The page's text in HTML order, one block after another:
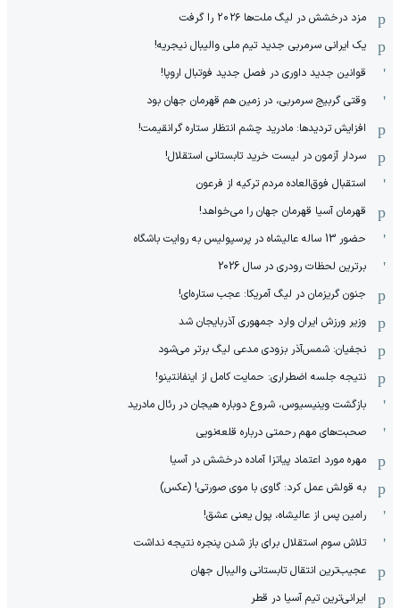
مزد درخشش در لیگ ملت‌ها ٢٠٢۶ را گرفت
یک ایرانی سرمربی جدید تیم ملی والیبال نیجریه!
قوانین جدید داوری در فصل جدید فوتبال اروپا!
وقتی گربیج سرمربی، در زمین هم قهرمان جهان بود
افزایش تردیدها: مادرید چشم انتظار ستاره گرانقیمت!
سردار آزمون در لیست خرید تابستانی استقلال!
استقبال فوق‌‌العاده مردم ترکیه از فرعون
قهرمان آسیا قهرمان جهان را می‌خواهد!
حضور 13 ساله عالیشاه در پرسپولیس به روایت باشگاه
برترین لحظات رودری در سال 2026
جنون گریزمان در لیگ آمریکا: عجب ستاره‌ای!
وزیر ورزش ایران وارد جمهوری آذربایجان شد
نجفیان: شمس‌آذر بزودی مدعی لیگ برتر می‌شود
نتیجه جلسه اضطراری: حمایت کامل از اینفانتینو!
بازگشت وینیسیوس، شروع دوباره هیجان در رئال مادرید
صحبت‌های مهم رحمتی درباره قلعه‌نویی
مهره مورد اعتماد پیاتزا آماده درخشش در آسیا
به قولش عمل کرد: گاوی با موی صورتی! (عکس)
رامین پس از عالیشاه، پول یعنی عشق!
تلاش سوم استقلال برای باز شدن پنجره نتیجه نداشت
عجیب‌ترین انتقال تابستانی والیبال جهان
ایرانی‌ترین تیم آسیا در قطر